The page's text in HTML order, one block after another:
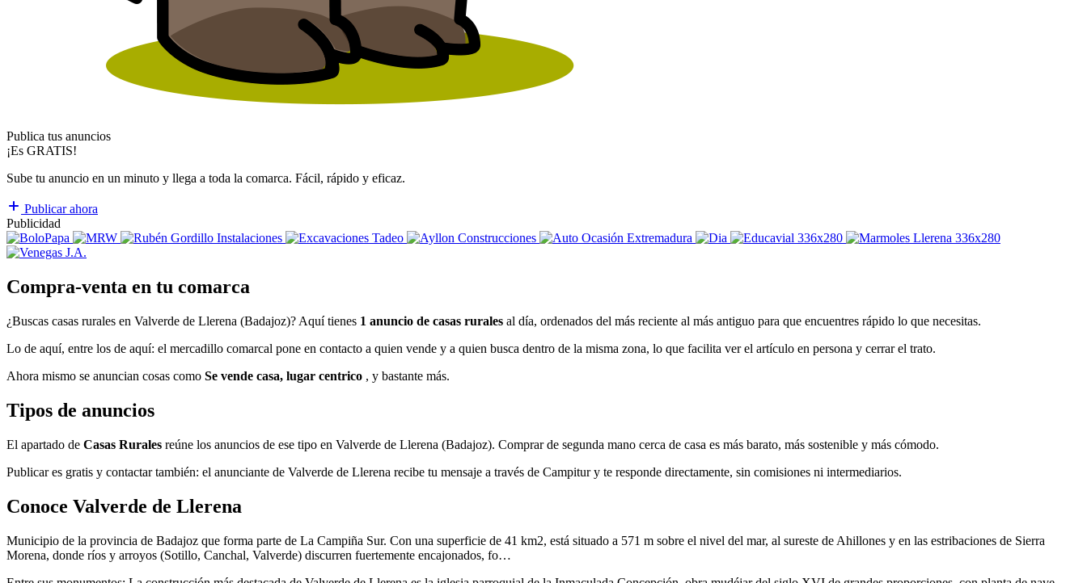
Publica tus anuncios
¡Es GRATIS!
Sube tu anuncio en un minuto y llega a toda la comarca. Fácil, rápido y eficaz.
Publicar ahora
Publicidad
Compra-venta en tu comarca
¿Buscas casas rurales en Valverde de Llerena (Badajoz)? Aquí tienes 1 anuncio de casas rurales al día, ordenados del más reciente al más antiguo para que encuentres rápido lo que necesitas.
Lo de aquí, entre los de aquí: el mercadillo comarcal pone en contacto a quien vende y a quien busca dentro de la misma zona, lo que facilita ver el artículo en persona y cerrar el trato.
Ahora mismo se anuncian cosas como Se vende casa, lugar centrico , y bastante más.
Tipos de anuncios
El apartado de Casas Rurales reúne los anuncios de ese tipo en Valverde de Llerena (Badajoz). Comprar de segunda mano cerca de casa es más barato, más sostenible y más cómodo.
Publicar es gratis y contactar también: el anunciante de Valverde de Llerena recibe tu mensaje a través de Campitur y te responde directamente, sin comisiones ni intermediarios.
Conoce Valverde de Llerena
Municipio de la provincia de Badajoz que forma parte de La Campiña Sur. Con una superficie de 41 km2, está situado a 571 m sobre el nivel del mar, al sureste de Ahillones y en las estribaciones de Sierra
Morena, donde ríos y arroyos (Sotillo, Canchal, Valverde) discurren fuertemente encajonados, fo…